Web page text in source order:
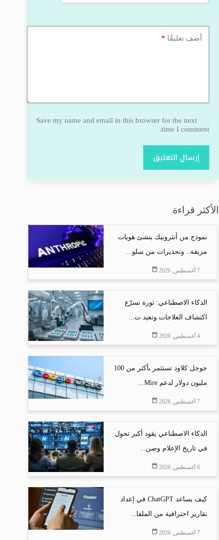
أضف تعليقًا *
Save my name and email in this browser for the next
time I comment.
إرسال التعليق
الأكثر قراءة
نموذج من أنثروبيك ينشئ هويات
مزيفة.. وتحذيرات من سلو...
7 أغسطس, 2026
الذكاء الاصطناعي: ثورة تسرّع
اكتشاف العلاجات وتعيد ت...
4 أغسطس, 2026
جوجل كلاود تستثمر بأكثر من 100
مليون دولار لدعم Mire...
7 أغسطس, 2026
الذكاء الاصطناعي يقود أكبر تحول
في تاريخ الإعلام وصن...
6 أغسطس, 2026
كيف يساعد ChatGPT في إعداد
تقارير احترافية من الملفا...
7 أغسطس, 2026